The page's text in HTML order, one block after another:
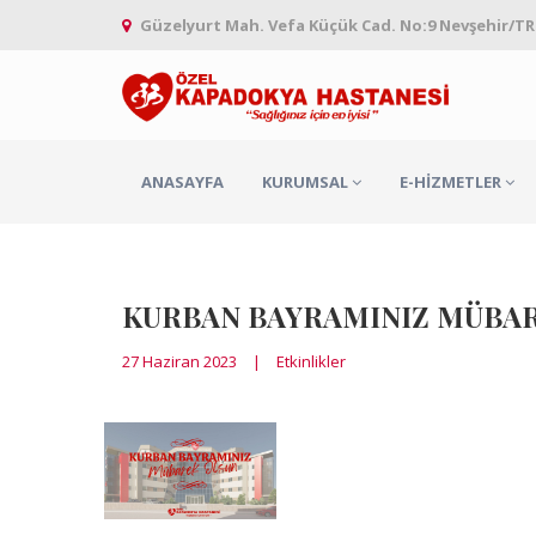
Güzelyurt Mah. Vefa Küçük Cad. No:9 Nevşehir/
ANASAYFA KURUMSAL E-HIZMETLER
KURBAN BAYRAMINIZ
27 Haziran 2023 | Etkinlikler